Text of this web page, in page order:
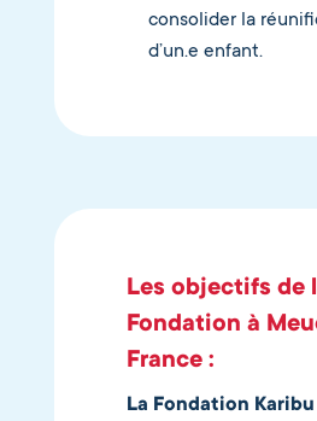
consolider la
d’un.e enfant.
Les objectifs de
Fondation à
France :
La Fondation